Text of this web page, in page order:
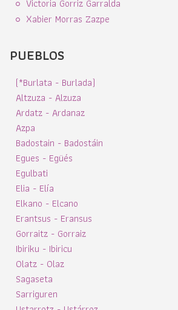
Victoria Gorriz Garralda
Xabier Morras Zazpe
PUEBLOS
(*Burlata - Burlada)
Altzuza - Alzuza
Ardatz - Ardanaz
Azpa
Badostain - Badostáin
Egues - Egüés
Egulbati
Elia - Elía
Elkano - Elcano
Erantsus - Eransus
Gorraitz - Gorraiz
Ibiriku - Ibiricu
Olatz - Olaz
Sagaseta
Sarriguren